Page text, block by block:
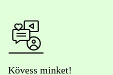
Kövess minket!